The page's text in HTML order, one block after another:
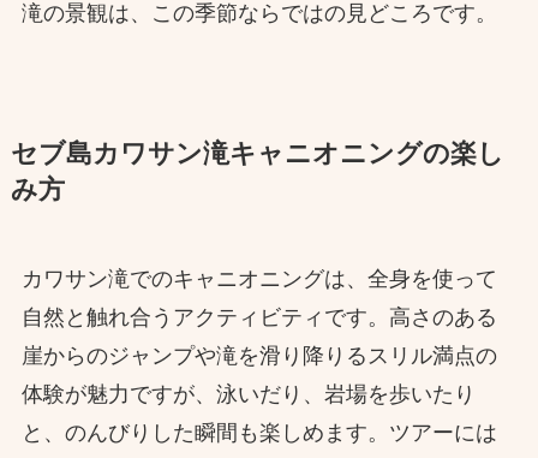
滝の景観は、この季節ならではの見どころです。
セブ島カワサン滝キャニオニングの楽し
み方
カワサン滝でのキャニオニングは、全身を使って
自然と触れ合うアクティビティです。高さのある
崖からのジャンプや滝を滑り降りるスリル満点の
体験が魅力ですが、泳いだり、岩場を歩いたり
と、のんびりした瞬間も楽しめます。ツアーには